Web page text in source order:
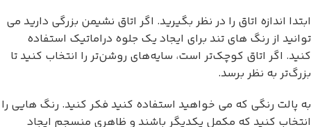
ابتدا اندازه اتاق را در نظر بگیرید. اگر اتاق نشیمن بزرگی دارید می
توانید از رنگ های تند برای ایجاد یک جلوه دراماتیک استفاده
کنید. اگر اتاق کوچک‌تر است، سایه‌های روشن‌تر را انتخاب کنید تا
بزرگ‌تر به نظر برسد.
به پالت رنگی که می خواهید استفاده کنید فکر کنید. رنگ هایی را
انتخاب کنید که مکمل یکدیگر باشند و ظاهری منسجم ایجاد